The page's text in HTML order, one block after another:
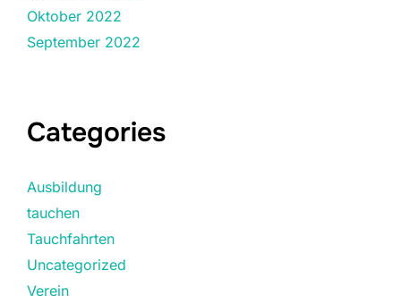
Oktober 2022
September 2022
Categories
Ausbildung
tauchen
Tauchfahrten
Uncategorized
Verein